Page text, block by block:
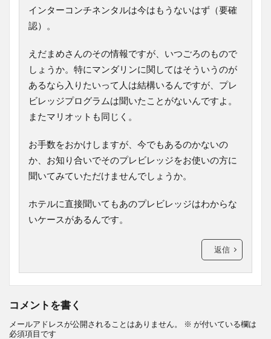
インターコンチネンタルは今はもうないはず（要確
認）。
えだまめさんのその情報ですが、いつごろのもので
しょうか。特にマンダリンに関してはそういうのが
あるなら入りたいって人は結構いるんですが、プレ
ビレッジプログラムは聞いたことがないんですよ。
またマリオットも同じく。
お手数をおかけしますが、今でもあるのかないの
か、お知り合いでそのプレビレッジをお使いの方に
聞いてみていただけませんでしょうか。
ホテルに直接聞いてもあのプレビレッジはわからな
いケースがあるんです。
返信
コメントを書く
メールアドレスが公開されることはありません。 ※ が付いている欄は
必須項目です